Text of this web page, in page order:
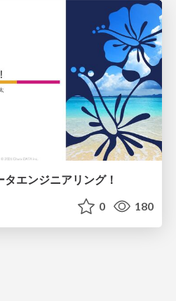
エンジニアリング！
0 180